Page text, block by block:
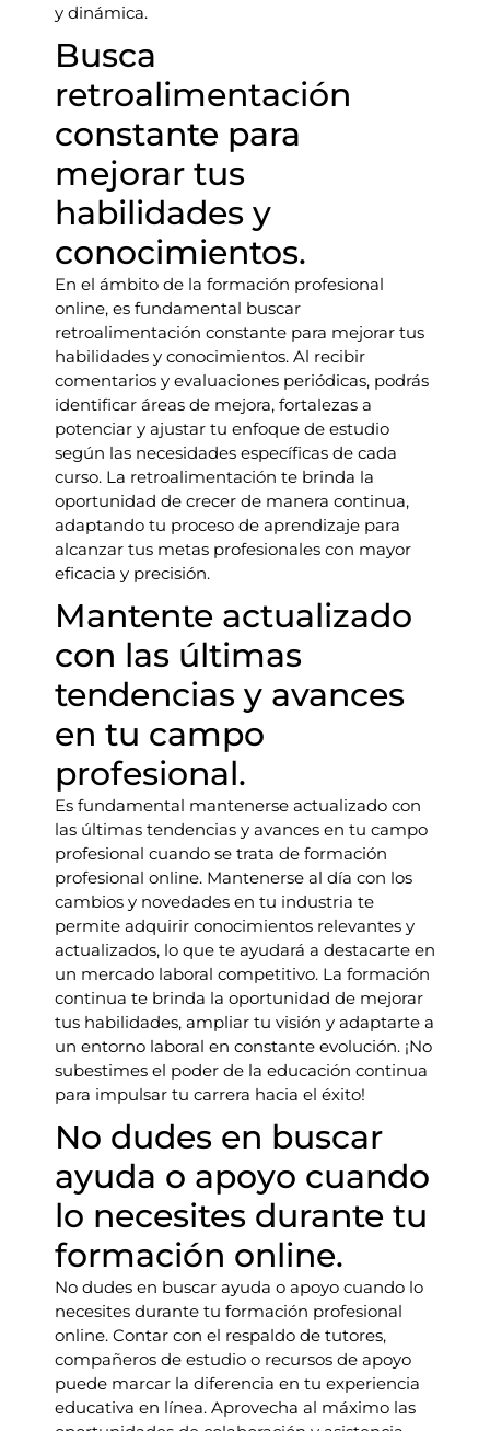
y dinámica.
Busca
retroalimentación
constante para
mejorar tus
habilidades y
conocimientos.
En el ámbito de la formación profesional
online, es fundamental buscar
retroalimentación constante para mejorar tus
habilidades y conocimientos. Al recibir
comentarios y evaluaciones periódicas, podrás
identificar áreas de mejora, fortalezas a
potenciar y ajustar tu enfoque de estudio
según las necesidades específicas de cada
curso. La retroalimentación te brinda la
oportunidad de crecer de manera continua,
adaptando tu proceso de aprendizaje para
alcanzar tus metas profesionales con mayor
eficacia y precisión.
Mantente actualizado
con las últimas
tendencias y avances
en tu campo
profesional.
Es fundamental mantenerse actualizado con
las últimas tendencias y avances en tu campo
profesional cuando se trata de formación
profesional online. Mantenerse al día con los
cambios y novedades en tu industria te
permite adquirir conocimientos relevantes y
actualizados, lo que te ayudará a destacarte en
un mercado laboral competitivo. La formación
continua te brinda la oportunidad de mejorar
tus habilidades, ampliar tu visión y adaptarte a
un entorno laboral en constante evolución. ¡No
subestimes el poder de la educación continua
para impulsar tu carrera hacia el éxito!
No dudes en buscar
ayuda o apoyo cuando
lo necesites durante tu
formación online.
No dudes en buscar ayuda o apoyo cuando lo
necesites durante tu formación profesional
online. Contar con el respaldo de tutores,
compañeros de estudio o recursos de apoyo
puede marcar la diferencia en tu experiencia
educativa en línea. Aprovecha al máximo las